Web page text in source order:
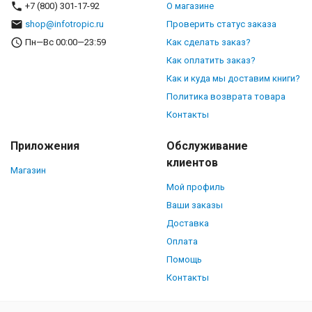
+7 (800) 301-17-92
shop@infotropic.ru
Пн—Вс 00:00—23:59
О магазине
Проверить статус заказа
Как сделать заказ?
Как оплатить заказ?
Как и куда мы доставим книги?
Политика возврата товара
Контакты
Приложения
Магазин
Обслуживание
клиентов
Мой профиль
Ваши заказы
Доставка
Оплата
Помощь
Контакты